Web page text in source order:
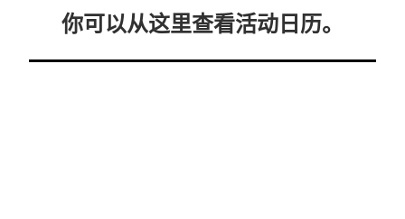
你可以从这里查看活动日历。